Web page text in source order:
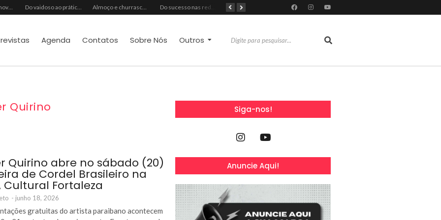
Ideal Clube promove programação especial para celebrar o Dia dos Pais com música, gastronomia e lazer para toda a família Do vaidoso ao prático: veja lista com ideias de presentes Avon para cada perfil de pai Almoço e churrasco de Dia dos Pais impulsionam vendas no varejo alimentar Do sucesso nas redes sociais à revelação no cenário musical, Beniicio Abraão lança “Me Perdeu”
Agenda Contatos Sobre Nós Outros
Quirino
Quirino abre no sábado (20)
de Cordel Brasileiro na
Cultural Fortaleza
- junho 18, 2026
gratuitas do artista paraibano acontecem
Siga-nos!
Anuncie Aqui!